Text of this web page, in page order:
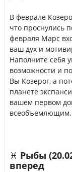
В феврале
что проснулись
февраля Марс
ваш дух и
Наполните себя
возможности и
Вы Козерог, а
планете
вашем первом
всеобъемлющим.
♓ Рыбы
вперед